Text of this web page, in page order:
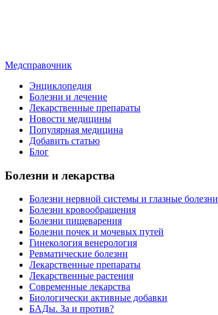
Медсправочник
Энциклопедия
Болезни и лечение
Лекарственные препараты
Новости медицины
Популярная медицина
Добавить статью
Блог
Болезни и лекарства
Болезни нервной системы и глазные болезни
Болезни кровообращения
Болезни пищеварения
Болезни почек и мочевых путей
Гинекология венерология
Ревматические болезни
Лекарственные препараты
Лекарственные растения
Современные лекарства
Биологически активные добавки
БАДы. За и против?